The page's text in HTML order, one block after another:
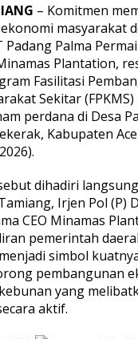
a
n
d
i
r
i
a
n
E
k
o
o
m
i
e
s
a
,
F
P
– Komitmen
masyarakat
Palma Permai
Plantation,
Fasilitasi
Sekitar
perdana di Desa
Kabupaten
dihadiri
Irjen Pol (P)
CEO Minamas
pemerintah
simbol
pembangunan
yang
aktif.